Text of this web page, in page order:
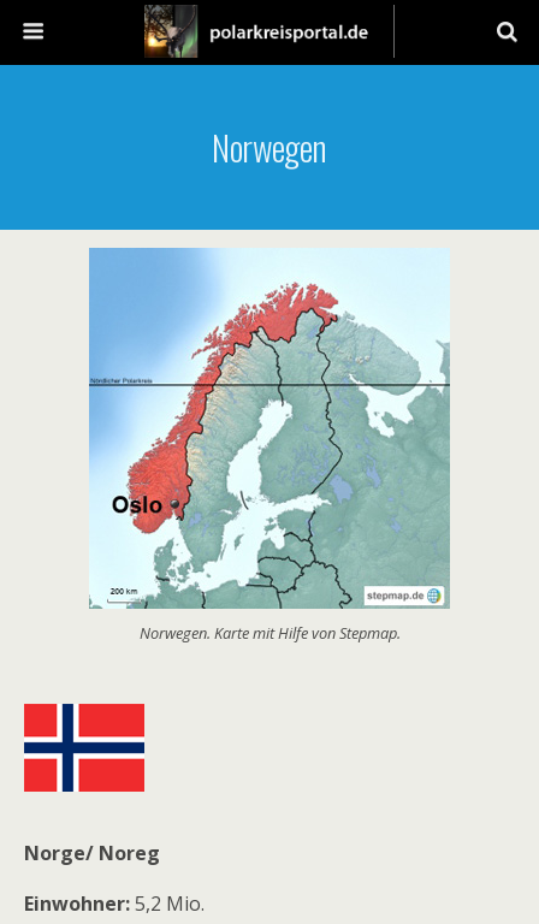
Norwegen
Norwegen. Karte mit Hilfe von Stepmap.
Norge/ Noreg
Einwohner:5,2 Mio.